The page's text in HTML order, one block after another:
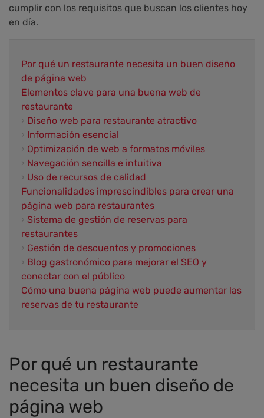
cumplir con los requisitos que buscan los clientes hoy
en día.
Por qué un restaurante necesita un buen diseño
de página web
Elementos clave para una buena web de
restaurante
› Diseño web para restaurante atractivo
› Información esencial
› Optimización de web a formatos móviles
› Navegación sencilla e intuitiva
› Uso de recursos de calidad
Funcionalidades imprescindibles para crear una
página web para restaurantes
› Sistema de gestión de reservas para
restaurantes
› Gestión de descuentos y promociones
› Blog gastronómico para mejorar el SEO y
conectar con el público
Cómo una buena página web puede aumentar las
reservas de tu restaurante
Por qué un restaurante
necesita un buen diseño de
página web